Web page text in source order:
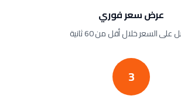
عرض سعر فوري
السعر خلال أقل من 60 ثانية
3